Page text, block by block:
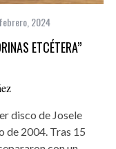
2024
ETCÉTERA”
disco de Josele
de 2004. Tras 15